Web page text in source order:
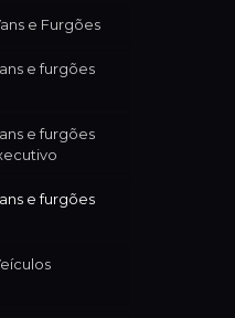
e Furgões
e furgões
e furgões
e furgões